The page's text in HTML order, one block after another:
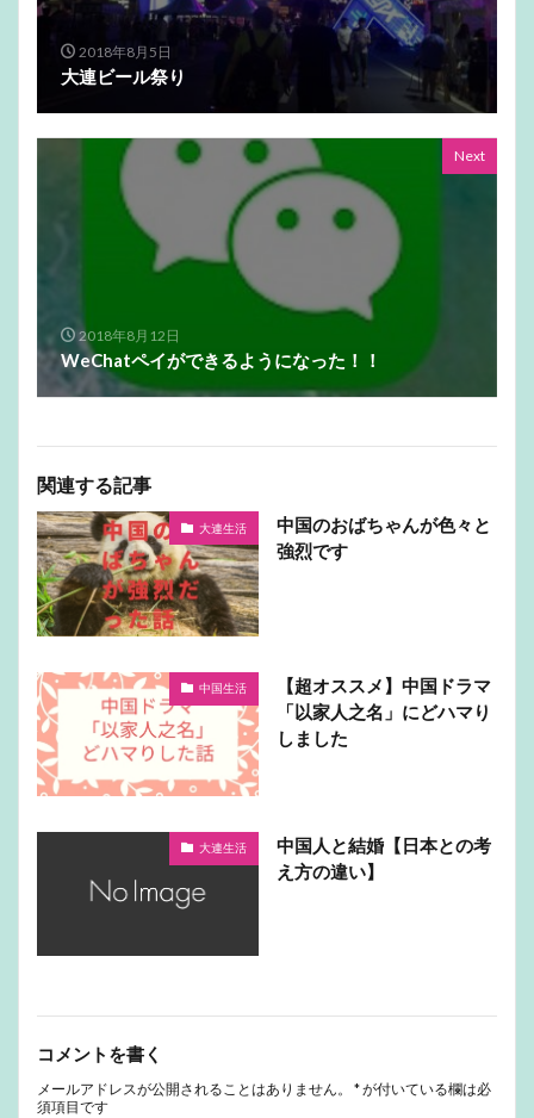
2018年8月5日
大連ビール祭り
Next
2018年8月12日
WeChatペイができるようになった！！
関連する記事
大連生活
中国のおばちゃんが色々と
強烈です
中国生活
【超オススメ】中国ドラマ
「以家人之名」にどハマり
しました
大連生活
中国人と結婚【日本との考
え方の違い】
コメントを書く
メールアドレスが公開されることはありません。 *が付いている欄は必
須項目です